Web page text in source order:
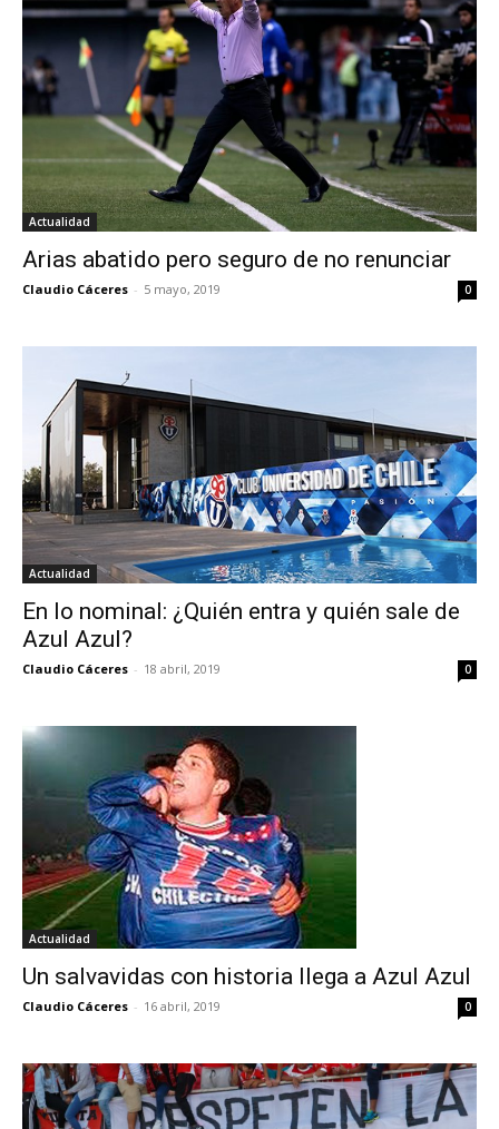
Actualidad
Arias abatido pero seguro de no renunciar
Claudio Cáceres - 5 mayo, 2019 0
Actualidad
En lo nominal: ¿Quién entra y quién sale de
Azul Azul?
Claudio Cáceres - 18 abril, 2019 0
Actualidad
Un salvavidas con historia llega a Azul Azul
Claudio Cáceres - 16 abril, 2019 0